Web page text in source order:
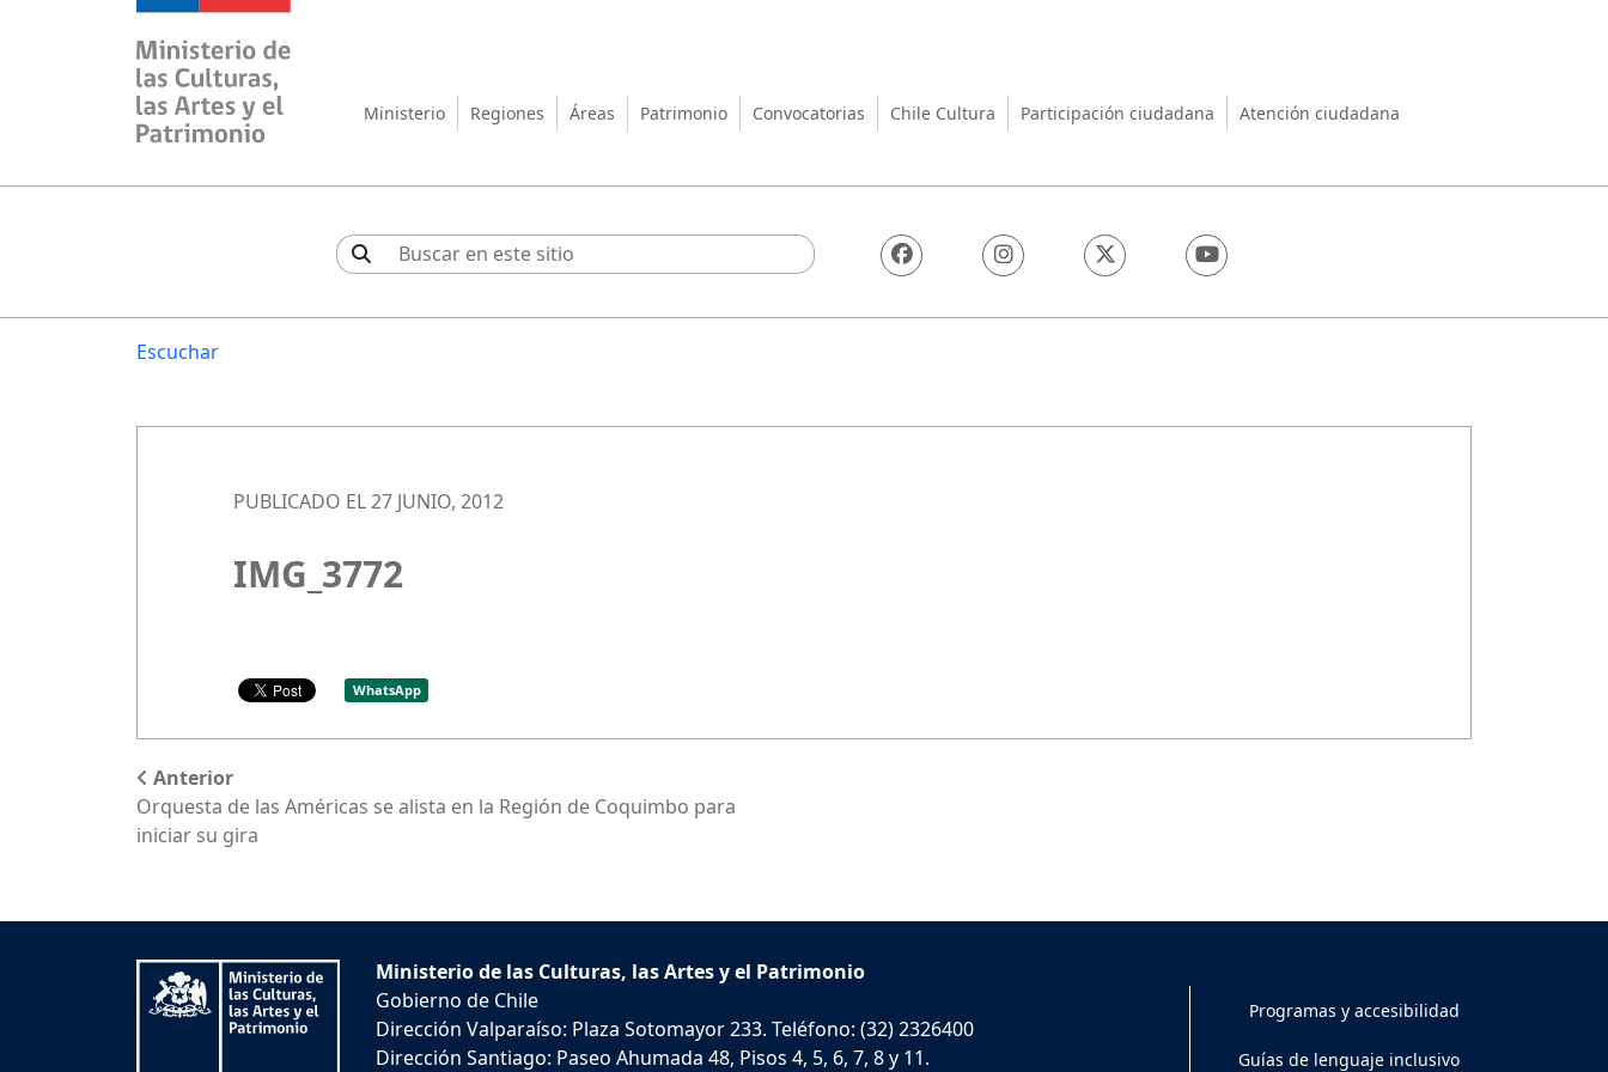
Ministerio de las Culturas, las Artes y el Patrimonio
Ministerio Regiones Áreas Patrimonio Convocatorias Chile Cultura Participación ciudadana Atención ciudadana
Escuchar
PUBLICADO EL 27 JUNIO, 2012
IMG_3772
WhatsApp
Anterior
Orquesta de las Américas se alista en la Región de Coquimbo para
iniciar su gira
Ministerio de las Culturas, las Artes y el Patrimonio
Gobierno de Chile
Dirección Valparaíso: Plaza Sotomayor 233. Teléfono: (32) 2326400
Dirección Santiago: Paseo Ahumada 48, Pisos 4, 5, 6, 7, 8 y 11.
Programas y accesibilidad
Guías de lenguaje inclusivo